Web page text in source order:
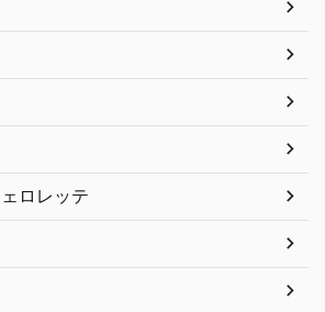
ロレッテ